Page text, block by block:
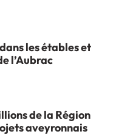
les étables et
l’Aubrac
de la Région
aveyronnais